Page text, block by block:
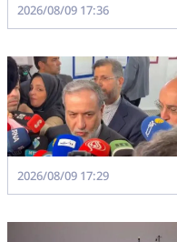
2026/08/09 17:36
2026/08/09 17:29